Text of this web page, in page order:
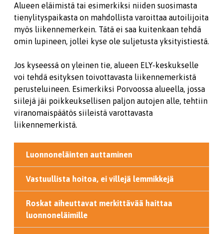
Alueen eläimistä tai esimerkiksi niiden suosimasta
tienylityspaikasta on mahdollista varoittaa autoilijoita
myös liikennemerkein. Tätä ei saa kuitenkaan tehdä
omin lupineen, jollei kyse ole suljetusta yksityistiestä.
Jos kyseessä on yleinen tie, alueen ELY-keskukselle
voi tehdä esityksen toivottavasta liikennemerkistä
perusteluineen. Esimerkiksi Porvoossa alueella, jossa
siilejä jäi poikkeuksellisen paljon autojen alle, tehtiin
viranomaispäätös siileistä varottavasta
liikennemerkistä.
Luonnoneläinten auttaminen
Vastuullista hoitoa, ei villejä lemmikkejä
Roskat aiheuttavat merkittävää haittaa
luonnoneläimille